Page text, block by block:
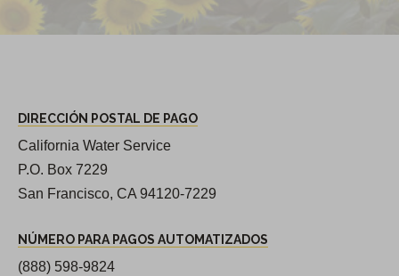
DIRECCIÓN POSTAL DE PAGO
California Water Service
P.O. Box 7229
San Francisco, CA 94120-7229
NÚMERO PARA PAGOS AUTOMATIZADOS
(888) 598-9824